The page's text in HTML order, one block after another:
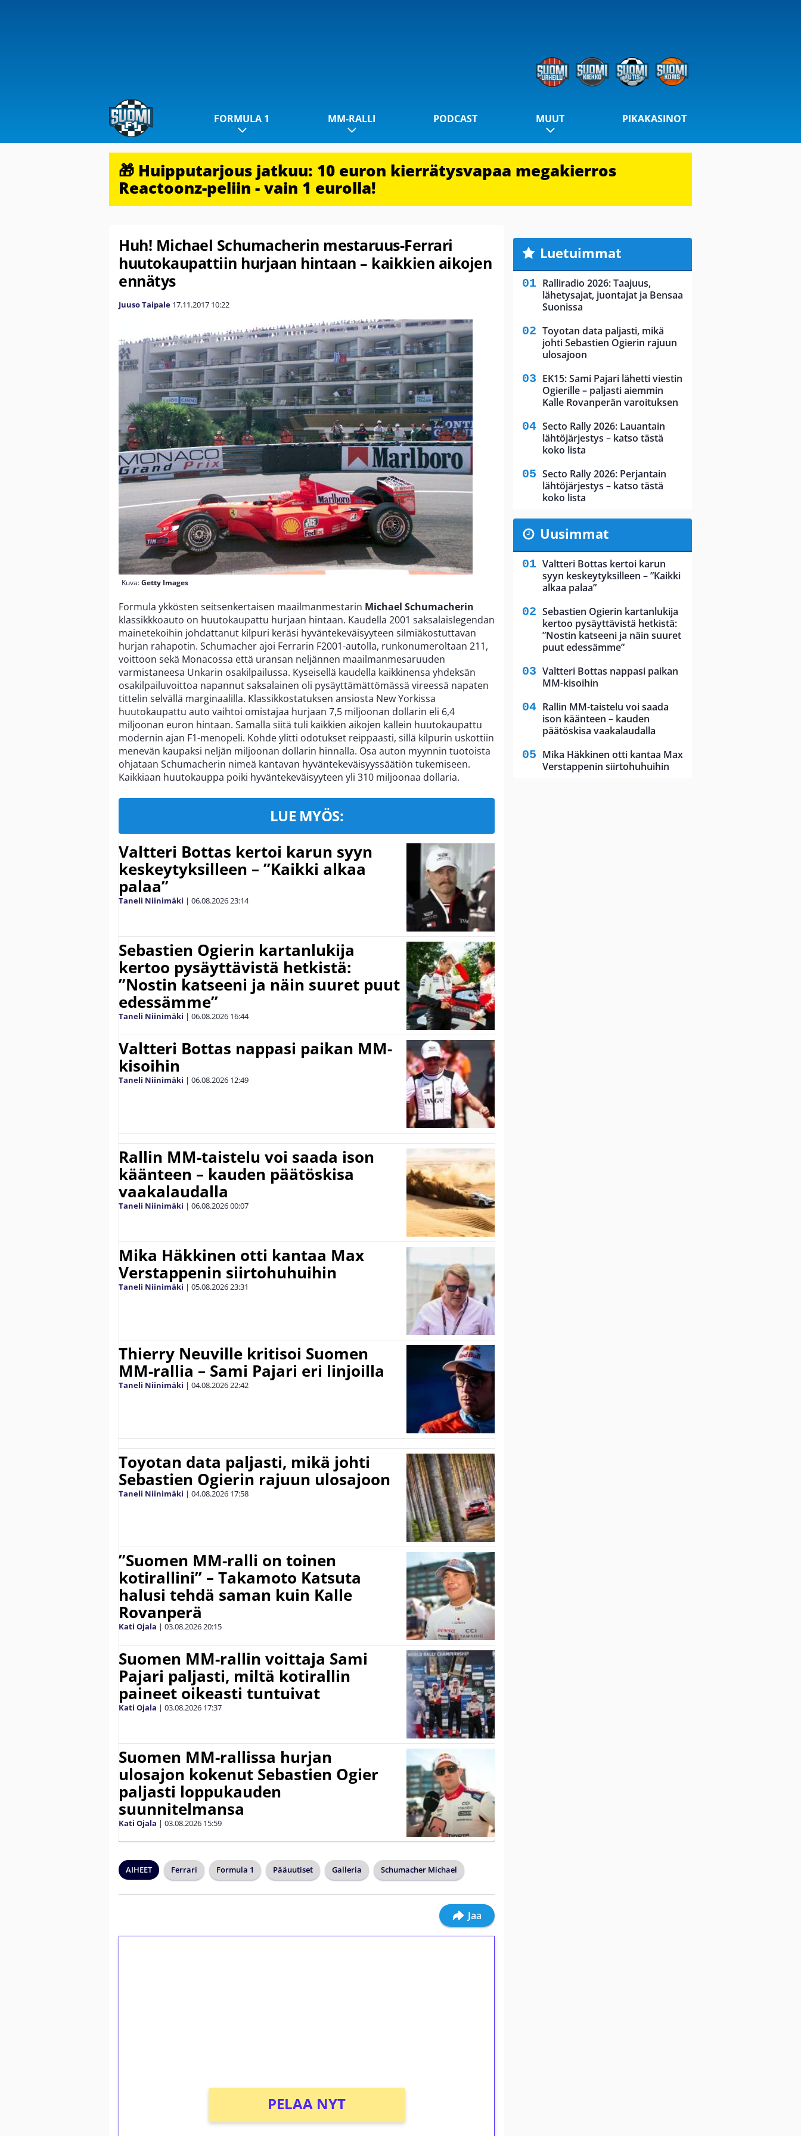
FORMULA 1 MM-RALLI PODCAST MUUT PIKAKASINOT
🎁 Huipputarjous jatkuu: 10 euron kierrätysvapaa megakierros
Reactoonz-peliin - vain 1 eurolla!
Huh! Michael Schumacherin mestaruus-Ferrari
huutokaupattiin hurjaan hintaan – kaikkien aikojen
ennätys
Juuso Taipale 17.11.2017 10:22
Kuva:Getty Images
Formula ykkösten seitsenkertaisen maailmanmestarin Michael Schumacherin
klassikkkoauto on huutokaupattu hurjaan hintaan. Kaudella 2001 saksalaislegendan
mainetekoihin johdattanut kilpuri keräsi hyväntekeväisyyteen silmiäkostuttavan
hurjan rahapotin. Schumacher ajoi Ferrarin F2001-autolla, runkonumeroltaan 211,
voittoon sekä Monacossa että uransan neljännen maailmanmesaruuden
varmistaneesa Unkarin osakilpailussa. Kyseisellä kaudella kaikkinensa yhdeksän
osakilpailuvoittoa napannut saksalainen oli pysäyttämättömässä vireessä napaten
tittelin selvällä marginaalilla. Klassikkostatuksen ansiosta New Yorkissa
huutokaupattu auto vaihtoi omistajaa hurjaan 7,5 miljoonan dollarin eli 6,4
miljoonan euron hintaan. Samalla siitä tuli kaikkien aikojen kallein huutokaupattu
modernin ajan F1-menopeli. Kohde ylitti odotukset reippaasti, sillä kilpurin uskottiin
menevän kaupaksi neljän miljoonan dollarin hinnalla. Osa auton myynnin tuotoista
ohjataan Schumacherin nimeä kantavan hyväntekeväisyyssäätiön tukemiseen.
Kaikkiaan huutokauppa poiki hyväntekeväisyyteen yli 310 miljoonaa dollaria.
LUE MYÖS:
Valtteri Bottas kertoi karun syyn
keskeytyksilleen – ”Kaikki alkaa
palaa”
Taneli Niinimäki | 06.08.202623:14
Sebastien Ogierin kartanlukija
kertoo pysäyttävistä hetkistä:
”Nostin katseeni ja näin suuret puut
edessämme”
Taneli Niinimäki | 06.08.2026 16:44
Valtteri Bottas nappasi paikan MM-
kisoihin
Taneli Niinimäki | 06.08.2026 12:49
Rallin MM-taistelu voi saada ison
käänteen – kauden päätöskisa
vaakalaudalla
Taneli Niinimäki | 06.08.202600:07
Mika Häkkinen otti kantaa Max
Verstappenin siirtohuhuihin
Taneli Niinimäki | 05.08.202623:31
Thierry Neuville kritisoi Suomen
MM-rallia – Sami Pajari eri linjoilla
Taneli Niinimäki | 04.08.202622:42
Toyotan data paljasti, mikä johti
Sebastien Ogierin rajuun ulosajoon
Taneli Niinimäki | 04.08.2026 17:58
”Suomen MM-ralli on toinen
kotirallini” – Takamoto Katsuta
halusi tehdä saman kuin Kalle
Rovanperä
Kati Ojala | 03.08.202620:15
Suomen MM-rallin voittaja Sami
Pajari paljasti, miltä kotirallin
paineet oikeasti tuntuivat
Kati Ojala | 03.08.2026 17:37
Suomen MM-rallissa hurjan
ulosajon kokenut Sebastien Ogier
paljasti loppukauden
suunnitelmansa
Kati Ojala | 03.08.2026 15:59
AIHEET Ferrari Formula 1 Pääuutiset Galleria Schumacher Michael
Jaa
PELAA NYT
Luetuimmat
Ralliradio 2026: Taajuus,
lähetysajat, juontajat ja Bensaa
Suonissa
Toyotan data paljasti, mikä
johti Sebastien Ogierin rajuun
ulosajoon
EK15: Sami Pajari lähetti viestin
Ogierille – paljasti aiemmin
Kalle Rovanperän varoituksen
Secto Rally 2026: Lauantain
lähtöjärjestys – katso tästä
koko lista
Secto Rally 2026: Perjantain
lähtöjärjestys – katso tästä
koko lista
Uusimmat
Valtteri Bottas kertoi karun
syyn keskeytyksilleen – ”Kaikki
alkaa palaa”
Sebastien Ogierin kartanlukija
kertoo pysäyttävistä hetkistä:
”Nostin katseeni ja näin suuret
puut edessämme”
Valtteri Bottas nappasi paikan
MM-kisoihin
Rallin MM-taistelu voi saada
ison käänteen – kauden
päätöskisa vaakalaudalla
Mika Häkkinen otti kantaa Max
Verstappenin siirtohuhuihin